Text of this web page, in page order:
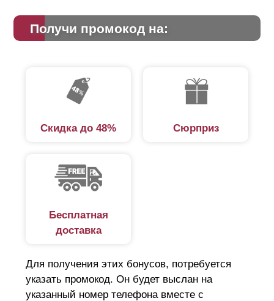
Получи промокод на:
Скидка до 48% Сюрприз
Бесплатная
доставка
Для получения этих бонусов, потребуется
указать промокод. Он будет выслан на
указанный номер телефона вместе с